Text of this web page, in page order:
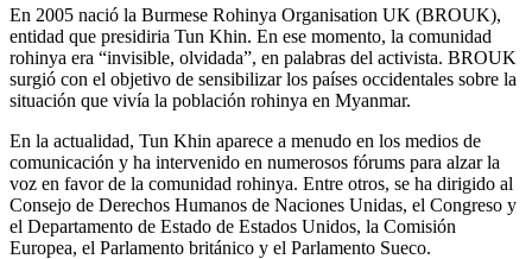
En 2005 nació la Burmese Rohinya Organisation UK (BROUK),
entidad que presidiria Tun Khin. En ese momento, la comunidad
rohinya era “invisible, olvidada”, en palabras del activista. BROUK
surgió con el objetivo de sensibilizar los países occidentales sobre la
situación que vivía la población rohinya en Myanmar.
En la actualidad, Tun Khin aparece a menudo en los medios de
comunicación y ha intervenido en numerosos fórums para alzar la
voz en favor de la comunidad rohinya. Entre otros, se ha dirigido al
Consejo de Derechos Humanos de Naciones Unidas, el Congreso y
el Departamento de Estado de Estados Unidos, la Comisión
Europea, el Parlamento británico y el Parlamento Sueco.